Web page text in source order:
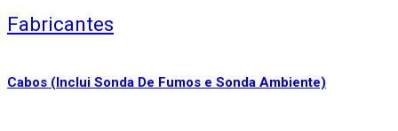
Fabricantes
Cabos (Inclui Sonda De Fumos e Sonda Ambiente)